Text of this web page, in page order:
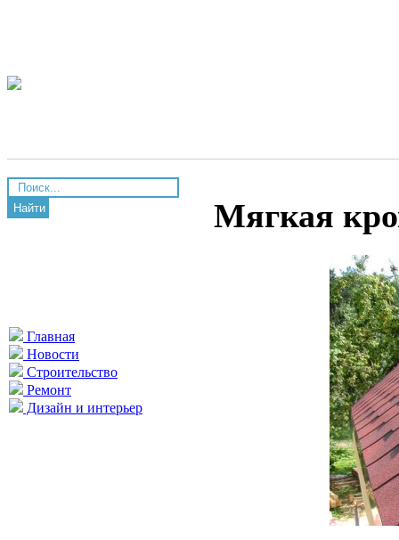
Найти
Главная
Новости
Строительство
Ремонт
Дизайн и интерьер
Мягкая